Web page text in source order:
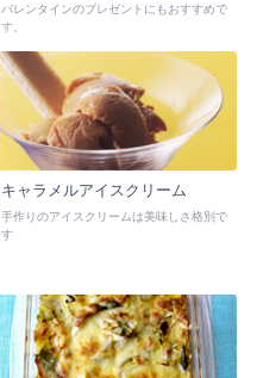
バレンタインのプレゼントにもおすすめで
す。
キャラメルアイスクリーム
手作りのアイスクリームは美味しさ格別で
す